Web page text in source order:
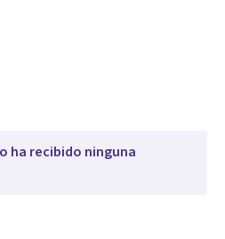
ha recibido ninguna